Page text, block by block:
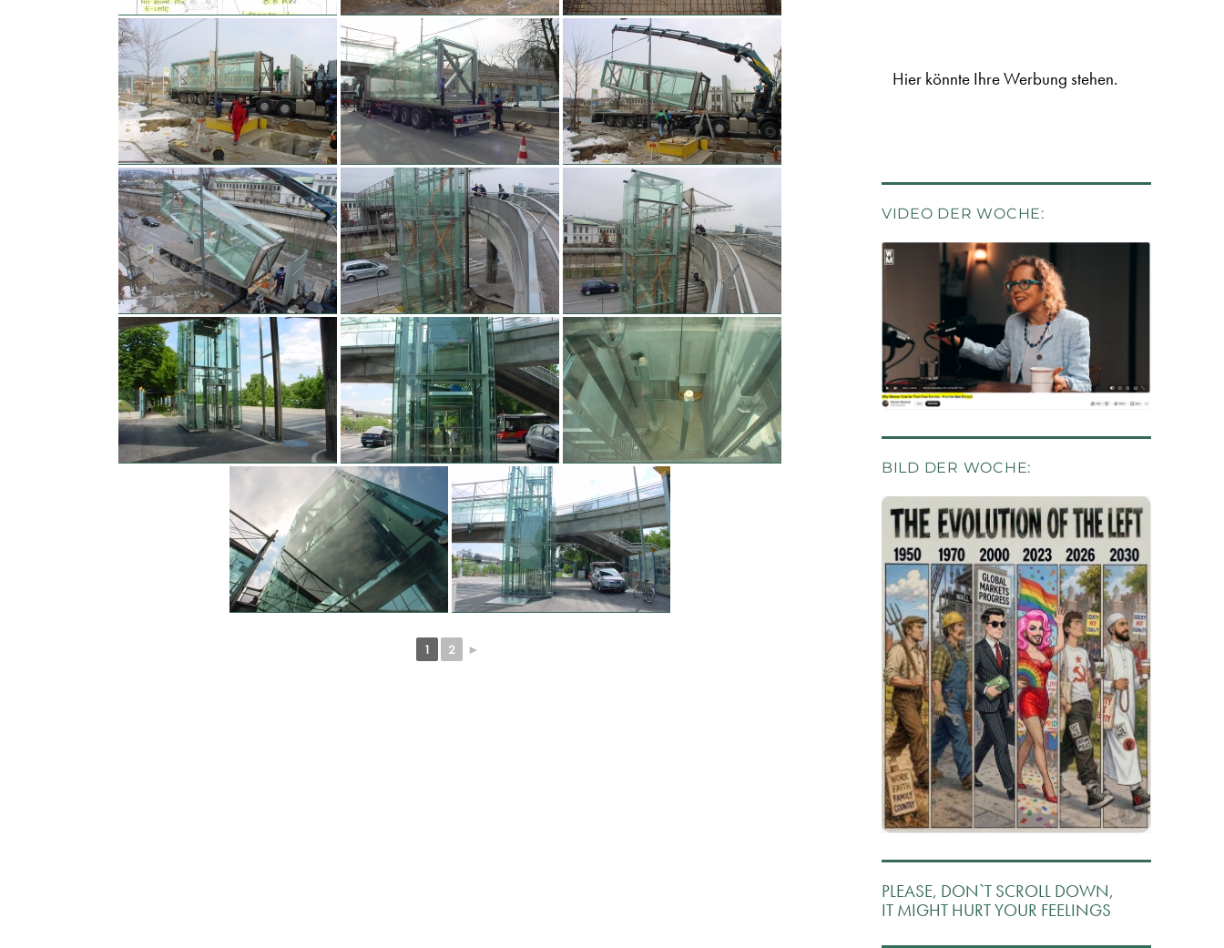
1 2 ►
Hier könnte Ihre Werbung stehen.
VIDEO DER WOCHE:
BILD DER WOCHE:
PLEASE, DON`T SCROLL DOWN,
IT MIGHT HURT YOUR FEELINGS